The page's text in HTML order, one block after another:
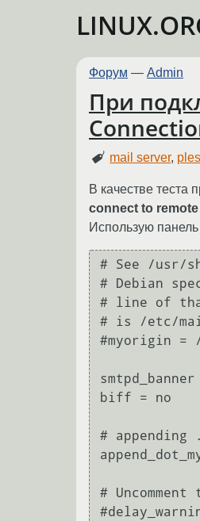
Форум — Admin
При
mail server,
В качестве теста
connect to
Использую
# See /usr/
# Debian
# line of
# is /etc/
#myorigin =
smtpd_banner
biff = no
# appending
#